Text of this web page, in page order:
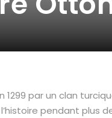
1299 par un clan
pendant plus